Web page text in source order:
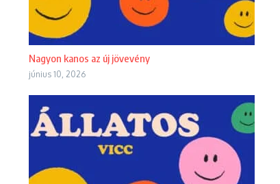
Nagyon kanos az új jövevény
június 10, 2026